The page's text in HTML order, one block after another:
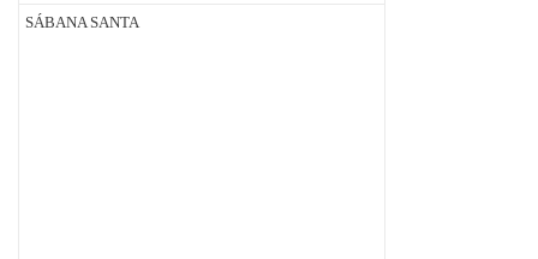
SÁBANA SANTA